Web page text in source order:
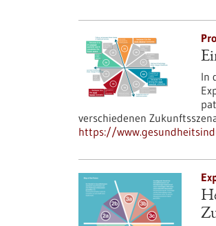
In
verschiedenen
https://